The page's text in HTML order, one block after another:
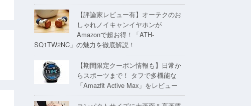
【評論家レビュー有】オーテクのお
しゃれノイキャンイヤホンが
Amazonで超お得！「ATH-
SQ1TW2NC」の魅力を徹底解説！
【期間限定クーポン情報も】日常か
らスポーツまで！ タフで多機能な
「Amazfit Active Max」をレビュー